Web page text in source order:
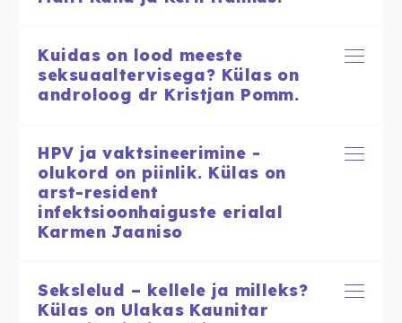
Kuidas on lood meeste
seksuaaltervisega? Külas on
androloog dr Kristjan Pomm.
HPV ja vaktsineerimine -
olukord on piinlik. Külas on
arst-resident
infektsioonhaiguste erialal
Karmen Jaaniso
Sekslelud – kellele ja milleks?
Külas on Ulakas Kaunitar